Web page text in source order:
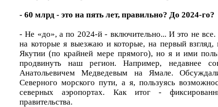
- 60 млрд - это на пять лет, правильно? До 2024-го?
- Не «до», а по 2024-й - включительно... И это не
на которые я выезжаю и которые, на первый
Якутии (по крайней мере прямого), но я и ими
продвинуть наш регион. Например, недавнее
Анатольевичем Медведевым на Ямале.
Северного морского пути, а я, пользуясь
северных аэропортах. Как итог -
правительства.